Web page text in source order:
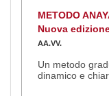
METODO
Nuova
AA.VV.
Un metodo
dinamico e